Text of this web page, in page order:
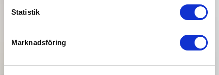
Statistik
Marknadsföring